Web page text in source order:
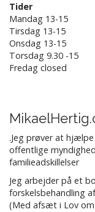
Tider
Mandag 13-15
Tirsdag 13-15
Onsdag 13-15
Torsdag 9.30 -15
Fredag closed
.Jeg prøver at
offentlige
familieadskillelser
Jeg arbejder på et
forskelsbehandling
(Med afsæt i Lov om